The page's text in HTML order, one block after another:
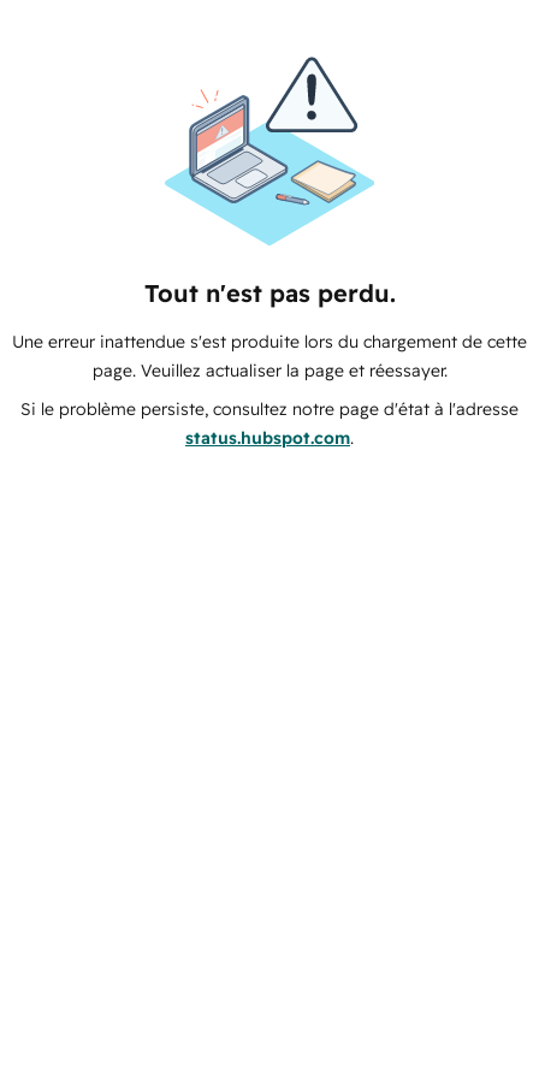
Tout n'est pas perdu.
Une erreur inattendue s'est produite lors du chargement de cette
page. Veuillez actualiser la page et réessayer.
Si le problème persiste, consultez notre page d'état à l'adresse
status.hubspot.com.